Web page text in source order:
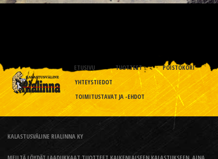
ETUSIVU TUOTTEET
POISTOKORI
YHTEYSTIEDOT
TOIMITUSTAVAT JA -EHDOT
KALASTUSVÄLINE RIALINNA KY